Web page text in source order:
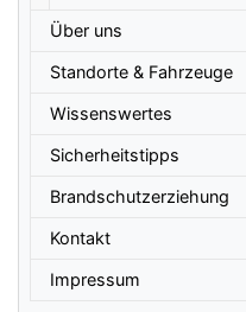
Über uns
Standorte & Fahrzeuge
Wissenswertes
Sicherheitstipps
Brandschutzerziehung
Kontakt
Impressum